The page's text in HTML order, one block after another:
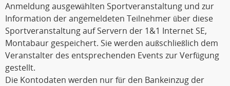
Anmeldung ausgewählten Sportveranstaltung und zur
Information der angemeldeten Teilnehmer über diese
Sportveranstaltung auf Servern der 1&1 Internet SE,
Montabaur gespeichert. Sie werden außschließlich dem
Veranstalter des entsprechenden Events zur Verfügung
gestellt.
Die Kontodaten werden nur für den Bankeinzug der